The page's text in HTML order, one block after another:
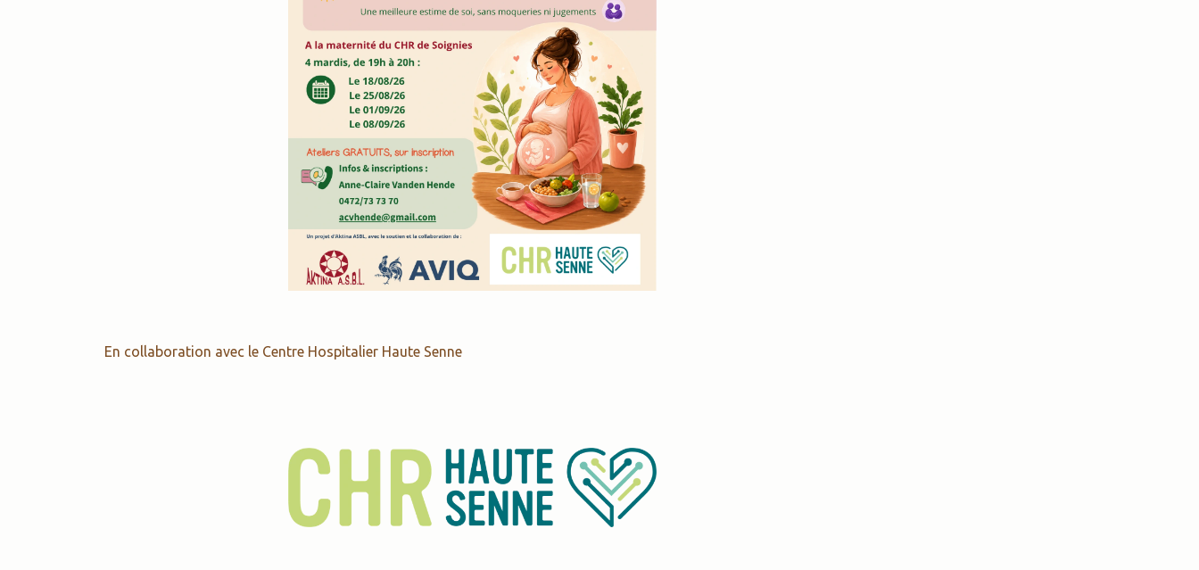
En collaboration avec le Centre Hospitalier Haute Senne